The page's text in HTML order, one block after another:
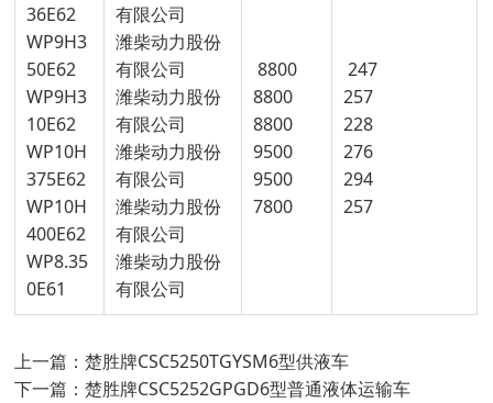
36E62
WP9H3
50E62
WP9H3
10E62
WP10H
375E62
WP10H
400E62
WP8.35
0E61
有限公司
潍柴动力股份
有限公司
潍柴动力股份
有限公司
潍柴动力股份
有限公司
潍柴动力股份
有限公司
潍柴动力股份
有限公司
8800
8800
8800
9500
9500
7800
247
257
228
276
294
257
上一篇：楚胜牌CSC5250TGYSM6型供液车
下一篇：楚胜牌CSC5252GPGD6型普通液体运输车